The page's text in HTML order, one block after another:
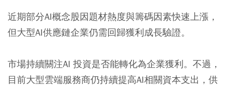
近期部分AI概念股因題材熱度與籌碼因素快速上漲，
但大型AI供應鏈企業仍需回歸獲利成長驗證。
市場持續關注AI 投資是否能轉化為企業獲利。不過，
目前大型雲端服務商仍持續提高AI相關資本支出，供